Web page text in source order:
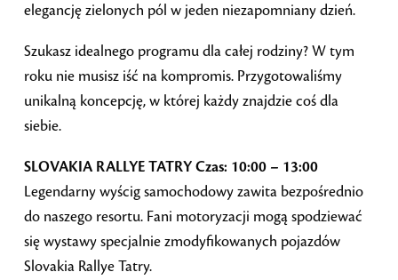
elegancję zielonych pól w jeden niezapomniany dzień.
Szukasz idealnego programu dla całej rodziny? W tym
roku nie musisz iść na kompromis. Przygotowaliśmy
unikalną koncepcję, w której każdy znajdzie coś dla
siebie.
SLOVAKIA RALLYE TATRYCzas: 10:00 – 13:00
Legendarny wyścig samochodowy zawita bezpośrednio
do naszego resortu. Fani motoryzacji mogą spodziewać
się wystawy specjalnie zmodyfikowanych pojazdów
Slovakia Rallye Tatry.